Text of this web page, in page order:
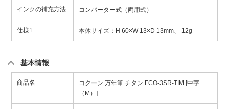
インクの補充方法 コンバーター式（両用式）
仕様1 本体サイズ：H 60×W 13×D 13mm、 12g
基本情報
商品名
コクーン 万年筆 チタン FCO-3SR-TIM [中字
（M）]